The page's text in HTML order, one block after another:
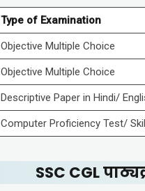
Type of Examination
Objective Multiple Choice
Objective Multiple Choice
Descriptive Paper in Hindi/
Computer Proficiency Test/
SSC CGL